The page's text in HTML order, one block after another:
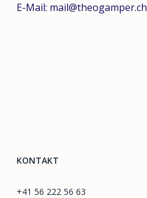
E-Mail: mail@theogamper.ch
KONTAKT
+41 56 222 56 63